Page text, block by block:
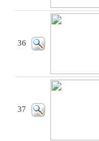
36
37